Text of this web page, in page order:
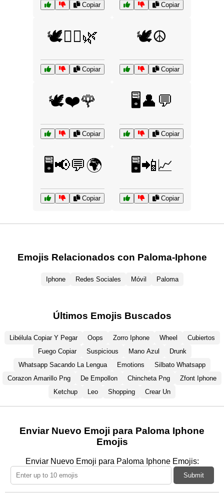
Copiar Copiar
🕊️🧘‍♀️🌿
Copiar
🕊️☮️
Copiar
🕊️❤️🌹
Copiar
🖥️👤💬
Copiar
🖥️📢💬🌍
Copiar
🖥️📲📈
Copiar
Emojis Relacionados con Paloma-Iphone
Iphone Redes Sociales Móvil Paloma
Últimos Emojis Buscados
Libélula Copiar Y Pegar Oops Zorro Iphone Wheel
Cubiertos
Fuego Copiar
Suspicious Mano Azul
Drunk
Whatsapp Sacando La Lengua
Emotions
Silbato Whatsapp
Corazon Amarillo Png
De Empollon Chincheta Png
Zfont Iphone
Ketchup
Leo Shopping Crear Un
Enviar Nuevo Emoji para Paloma Iphone
Emojis
Enviar Nuevo Emoji para Paloma Iphone Emojis:
Submit